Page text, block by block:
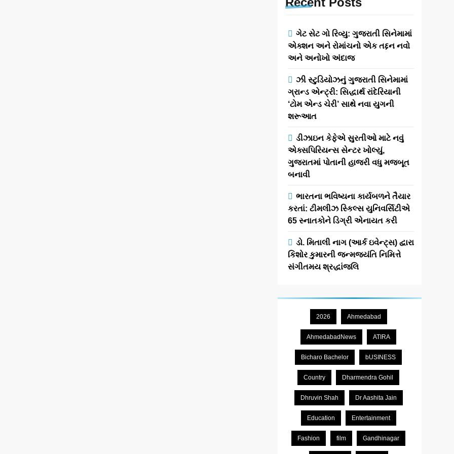
ગેટ સેટ ગો રિવ્યુ: ગુજરાતી સિનેમામાં
એક્શન અને રોમાંચનો એક તદ્દન નવો
અને અનોખો અંદાજ
ઝી સ્ટુડિયોઝનું ગુજરાતી સિનેમામાં
ગ્રાન્ડ એન્ટ્રી: સિદ્ધાર્થ રાંદેરિયાની
‘ટોમ એન્ડ ચેરી’ સાથે નવા યુગની
શરૂઆત
ડીઝાઇન કેફેએ સુરતીઓ માટે નવું
એક્સપિરિયન્સ સેન્ટર ખોલ્યું,
ગુજરાતમાં પોતાની હાજરી વધુ મજબૂત
બનાવી
ભારતના ભવિષ્યના કાર્યબળને તૈયાર
કરતાં: ટીમલીઝ સ્કિલ્સ યુનિવર્સિટીએ
65 સ્નાતકોને ડિગ્રી એનાયત કરી
ડો. મિતાલી નાગ (આર્ક ઇવેન્ટ્સ) દ્વારા
કિશોર કુમારની જન્મજયંતિ નિમિત્તે
સંગીતમય શ્રદ્ધાંજલિ
2026 Ahmedabad
AhmedabadNews ATIRA
Bicharo Bachelor bUSINESS
Country Dharmendra Gohil
Dhruvin Shah Dr Aashita Jain
Education Entertainment
Fashion film Gandhinagar